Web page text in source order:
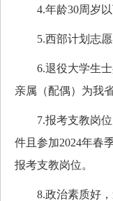
4.年龄30周岁以
5.西部计划志愿
6.退役大学生士
亲属（配偶）为我
7.报考支教岗位
件且参加2024年春
报考支教岗位。
8.政治素质好，